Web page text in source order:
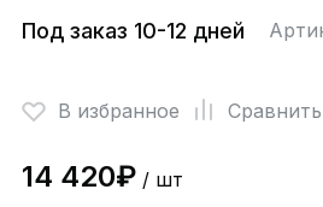
Под заказ 10-12 дней
В избранное Сравнить
14 420₽/ шт